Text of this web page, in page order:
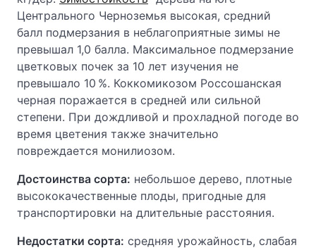
Центрального Черноземья высокая, средний
балл подмерзания в неблагоприятные зимы не
превышал 1,0 балла. Максимальное подмерзание
цветковых почек за 10 лет изучения не
превышало 10 %. Коккомикозом Россошанская
черная поражается в средней или сильной
степени. При дождливой и прохладной погоде во
время цветения также значительно
повреждается монилиозом.
Достоинства сорта: небольшое дерево, плотные
высококачественные плоды, пригодные для
транспортировки на длительные расстояния.
Недостатки сорта: средняя урожайность, слабая